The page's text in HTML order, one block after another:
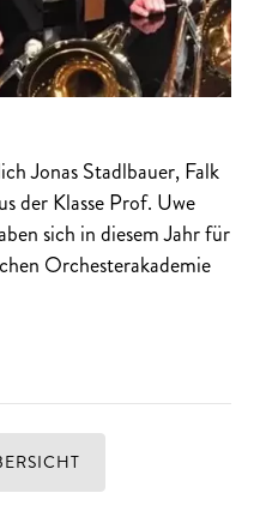
Jonas Stadlbauer, Falk
der Klasse Prof. Uwe
sich in diesem Jahr für
Orchesterakademie